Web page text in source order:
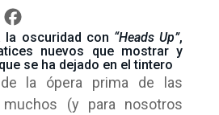
la oscuridad con “Heads Up”,
nuevos que mostrar y
se ha dejado en el tintero
la ópera prima de las
muchos (y para nosotros